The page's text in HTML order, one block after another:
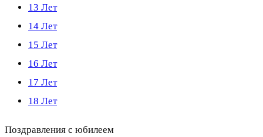
13 Лет
14 Лет
15 Лет
16 Лет
17 Лет
18 Лет
Поздравления с юбилеем